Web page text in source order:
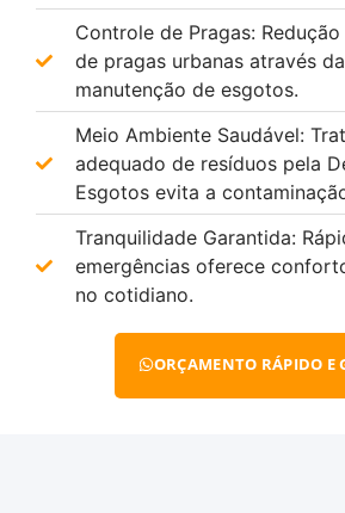
Controle de Pragas:
de pragas urbanas através
manutenção de esgotos.
Meio Ambiente Saudável:
adequado de resíduos pela
Esgotos evita a
Tranquilidade Garantida:
emergências oferece
no cotidiano.
ORÇAMENTO RÁPIDO E